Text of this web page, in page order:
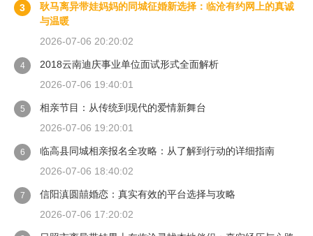
3
耿马离异带娃妈妈的同城征婚新选择：临沧有约网上的真诚
与温暖
2026-07-06 20:20:02
4
2018云南迪庆事业单位面试形式全面解析
2026-07-06 19:40:01
5
相亲节目：从传统到现代的爱情新舞台
2026-07-06 19:20:01
6
临高县同城相亲报名全攻略：从了解到行动的详细指南
2026-07-06 18:40:02
7
信阳滇圆囍婚恋：真实有效的平台选择与攻略
2026-07-06 17:20:02